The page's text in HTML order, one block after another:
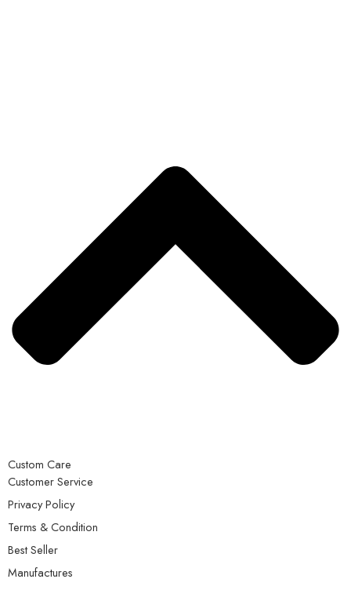
Custom Care
Customer Service
Privacy Policy
Terms & Condition
Best Seller
Manufactures